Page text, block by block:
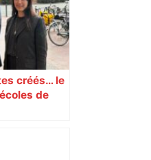
toujours
créés… le
de